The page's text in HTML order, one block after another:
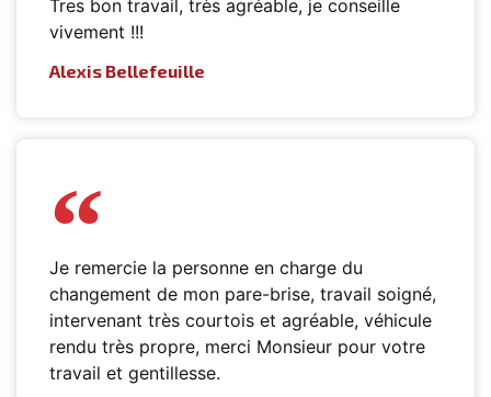
Tres bon travail, très agréable, je conseille
vivement !!!
Alexis Bellefeuille
Je remercie la personne en charge du
changement de mon pare-brise, travail soigné,
intervenant très courtois et agréable, véhicule
rendu très propre, merci Monsieur pour votre
travail et gentillesse.